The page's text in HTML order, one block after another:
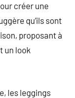
créer une
qu’ils sont
proposant à
un look
les leggings